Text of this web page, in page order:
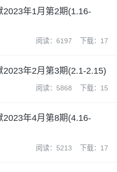
年1月第2期(1.16-
阅读：6197 下载：17
年2月第3期(2.1-2.15)
阅读：5868 下载：15
年4月第8期(4.16-
阅读：5213 下载：17